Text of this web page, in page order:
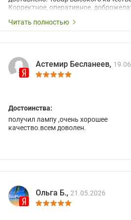
Корректное, оперативное,
Читать полностью
Астемир Бесланеев,
Достоинства:
получил лампу ,очень хорошее
качество.всем доволен.
Ольга Б., 21.05.2026